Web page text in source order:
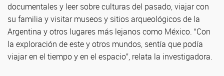
documentales y leer sobre culturas del pasado, viajar con
su familia y visitar museos y sitios arqueológicos de la
Argentina y otros lugares más lejanos como México. “Con
la exploración de este y otros mundos, sentía que podía
viajar en el tiempo y en el espacio”, relata la investigadora.